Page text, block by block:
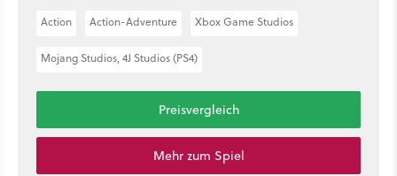
Action Action-Adventure Xbox Game Studios
Mojang Studios, 4J Studios (PS4)
Preisvergleich
Mehr zum Spiel